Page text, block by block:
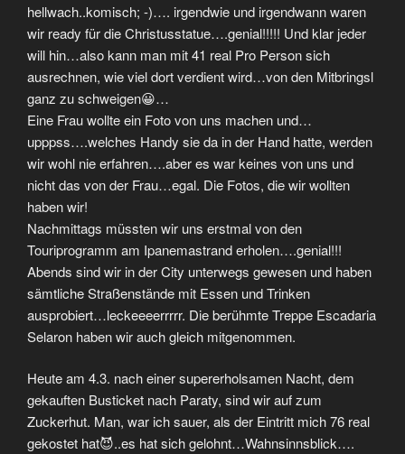
hellwach..komisch; -)…. irgendwie und irgendwann waren
wir ready für die Christusstatue….genial!!!!! Und klar jeder
will hin…also kann man mit 41 real Pro Person sich
ausrechnen, wie viel dort verdient wird…von den Mitbringsl
ganz zu schweigen😀…
Eine Frau wollte ein Foto von uns machen und…
upppss….welches Handy sie da in der Hand hatte, werden
wir wohl nie erfahren….aber es war keines von uns und
nicht das von der Frau…egal. Die Fotos, die wir wollten
haben wir!
Nachmittags müssten wir uns erstmal von den
Touriprogramm am Ipanemastrand erholen….genial!!!
Abends sind wir in der City unterwegs gewesen und haben
sämtliche Straßenstände mit Essen und Trinken
ausprobiert…leckeeeerrrrr. Die berühmte Treppe Escadaria
Selaron haben wir auch gleich mitgenommen.
Heute am 4.3. nach einer supererholsamen Nacht, dem
gekauften Busticket nach Paraty, sind wir auf zum
Zuckerhut. Man, war ich sauer, als der Eintritt mich 76 real
gekostet hat😈..es hat sich gelohnt…Wahnsinnsblick….